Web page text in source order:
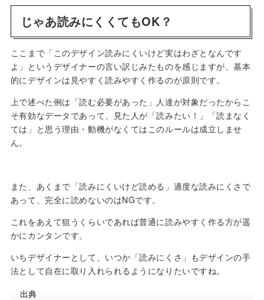
じゃあ読みにくくてもOK？
ここまで「このデザイン読みにくいけど実はわざとなんです
よ」というデザイナーの言い訳じみたものを感じますが、基本
的にデザインは見やすく読みやすく作るのが原則です。
上で述べた例は「読む必要があった」人達が対象だったからこ
そ有効なデータであって、見た人が「読みたい！」「読まなく
ては」と思う理由・動機がなくてはこのルールは成立しませ
ん。
また、あくまで「読みにくいけど読める」適度な読みにくさで
あって、完全に読めないのはNGです。
これをあえて狙うくらいであれば普通に読みやすく作る方が遥
かにカンタンです。
いちデザイナーとして、いつか「読みにくさ」もデザインの手
法として自在に取り入れられるようになりたいですね。
出典